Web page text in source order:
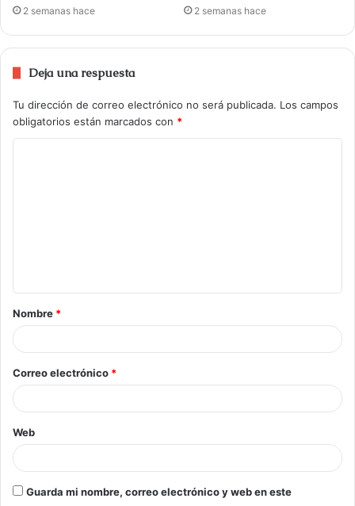
2 semanas hace 2 semanas hace
Deja una respuesta
Tu dirección de correo electrónico no será publicada. Los campos
obligatorios están marcados con *
Nombre *
Correo electrónico *
Web
Guarda mi nombre, correo electrónico y web en este